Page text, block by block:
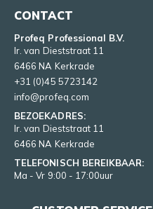
CONTACT
Profeq Professional B.V.
Ir. van Dieststraat 11
6466 NA Kerkrade
+31 (0)45 5723142
info@profeq.com
BEZOEKADRES:
Ir. van Dieststraat 11
6466 NA Kerkrade
TELEFONISCH BEREIKBAAR:
Ma - Vr 9:00 - 17:00uur